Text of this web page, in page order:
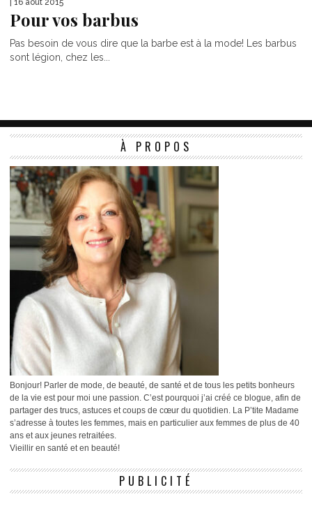
| 16 août 2015
Pour vos barbus
Pas besoin de vous dire que la barbe est à la mode! Les barbus
sont légion, chez les...
À PROPOS
Bonjour! Parler de mode, de beauté, de santé et de tous les petits bonheurs
de la vie est pour moi une passion. C’est pourquoi j’ai créé ce blogue, afin de
partager des trucs, astuces et coups de cœur du quotidien. La P’tite Madame
s’adresse à toutes les femmes, mais en particulier aux femmes de plus de 40
ans et aux jeunes retraitées.
Vieillir en santé et en beauté!
PUBLICITÉ